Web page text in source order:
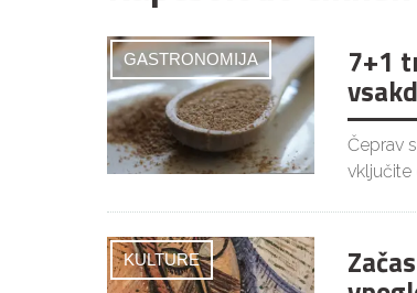
GASTRONOMIJA 7+1
Čeprav
KULTURE